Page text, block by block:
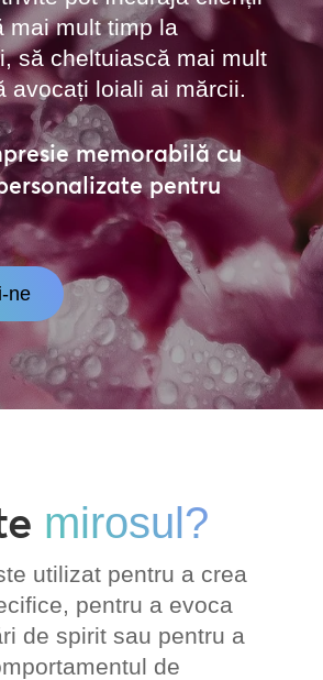
mai mult timp la
să cheltuiască mai mult
avocați loiali ai mărcii.
memorabilă cu
pentru
ne
mirosul?
utilizat pentru a crea
pentru a evoca
de spirit sau pentru a
de